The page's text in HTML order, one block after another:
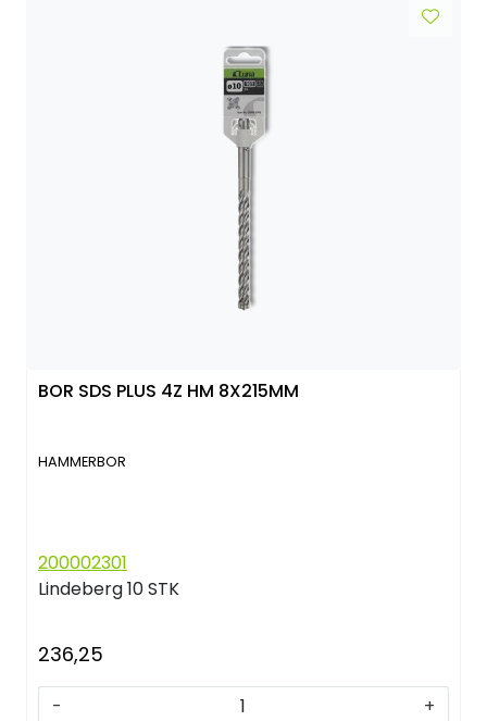
BOR SDS PLUS 4Z HM 8X215MM
HAMMERBOR
200002301
Lindeberg10 STK
236,25
- +